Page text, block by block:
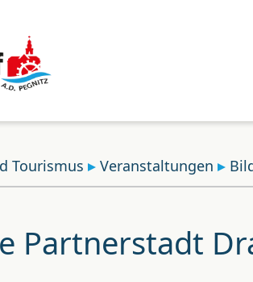
Tourismus Veranstaltungen
Partnerstadt